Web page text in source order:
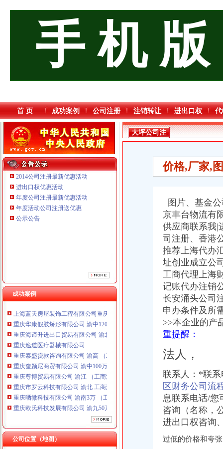
手 机 版
首 页 成功案例 公司注册 注销转让 进出口权
2014公司注册最新优惠活动
进出口权优惠活动
年度公司注册最新优惠活动
年度活动公司注册送优惠
公示公告
成功案例
重庆海谛升进出口贸易有限公司 渝北100万 （进出口权）
重庆逸道医疗器械有限公司
重庆晒微科技有限公司 渝南3万 （工商注册）
重庆欧氏科技发展有限公司 渝九50万 （进出口权）
重庆集氏科技有限公司 渝沙50万 （进出口权）
上海蓝天房屋装饰工程有限公司重庆分公司 渝北 （工商注册）
重庆华康假肢矫形有限公司 渝中120万 （增资）
重庆海谛升进出口贸易有限公司 渝北100万 （进出口权）
重庆逸道医疗器械有限公司
重庆泰盛贷款咨询有限公司 渝高 （工商注册）
重庆奎颜尼商贸有限公司 渝中100万 （工商注册）
重庆尊博贸易有限公司 渝江 （工商注册）
重庆市罗云科技有限公司 渝北 工商注册
重庆晒微科技有限公司 渝南3万 （工商注册）
重庆欧氏科技发展有限公司 渝九50万 （进出口权）
重庆集氏科技有限公司 渝沙50万 （进出口权）
上海蓝天房屋装饰工程有限公司重庆分公司 渝北 （工商注册）
重庆华康假肢矫形有限公司 渝中120万 （增资）
公司位置（地图）
大坪公司注
销
价格,厂家,
图片、基金
京丰台物流有
供应商联系我|
司注册、香港
推荐上海代办
址创业成立公
工商代理上海
记账代办注销
长安涌头公司
申办条件及所
>>本企业的产
重提醒：
法人，
联系人：*联
区财务公司流
息联系电话/您
咨询（名称，
进出口权咨询
过低的价格和夸